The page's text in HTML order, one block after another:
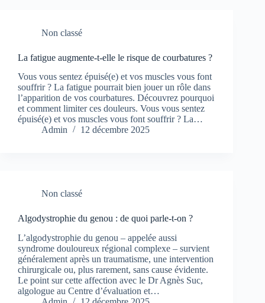
Non classé
La fatigue augmente-t-elle le risque de courbatures ?
Vous vous sentez épuisé(e) et vos muscles vous font
souffrir ? La fatigue pourrait bien jouer un rôle dans
l’apparition de vos courbatures. Découvrez pourquoi
et comment limiter ces douleurs. Vous vous sentez
épuisé(e) et vos muscles vous font souffrir ? La…
Admin
12 décembre 2025
Non classé
Algodystrophie du genou : de quoi parle-t-on ?
L’algodystrophie du genou – appelée aussi
syndrome douloureux régional complexe – survient
généralement après un traumatisme, une intervention
chirurgicale ou, plus rarement, sans cause évidente.
Le point sur cette affection avec le Dr Agnès Suc,
algologue au Centre d’évaluation et…